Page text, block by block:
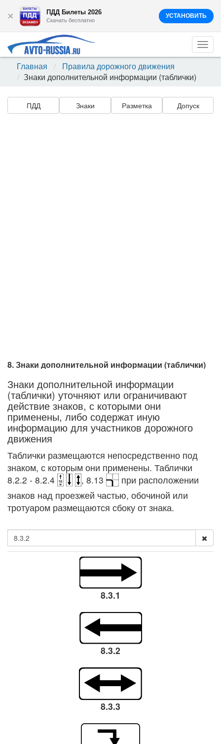
× ПДД Билеты 2026
Скачать бесплатно
УСТАНОВИТЬ
Главная
Правила дорожного движения
Знаки дополнительной информации (таблички)
ПДД Знаки Разметка Допуск
8. Знаки дополнительной информации (таблички)
Знаки дополнительной информации
(таблички) уточняют или ограничивают
действие знаков, с которыми они
применены, либо содержат иную
информацию для участников дорожного
движения
Таблички размещаются непосредственно под
знаком, с которым они применены. Таблички
8.2.2 - 8.2.4
, 8.13
при расположении
знаков над проезжей частью, обочиной или
тротуаром размещаются сбоку от знака.
8.3.1
8.3.2
8.3.3